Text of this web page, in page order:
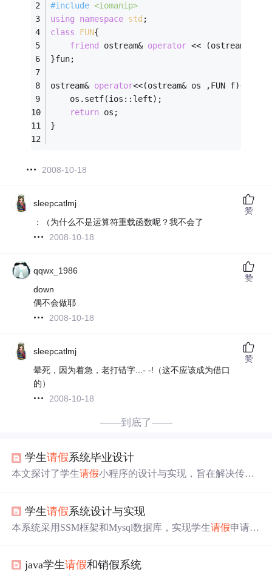
#include <iomanip>
using
namespace std ;
class
FUN{
friend
ostream& operator << (ostream &
}fun;
ostream& operator<<(ostream& os ,FUN f){
	os.setf(ios::left);
return os;
}
2008-10-18
sleepcatlmj
：（为什么不是运算符重载函数呢？我不会了
2008-10-18
赞
qqwx_1986
down
偶不会做耶
2008-10-18
赞
sleepcatlmj
晕死，因为着急，老打错字...- -!（这不应该成为借口
的）
2008-10-18
赞
——到底了——
学生请假系统毕业设计
本文探讨了学生请假小程序的设计与实现，旨在解决传统
实现了用户友好的请假申请和审批流程。
学生请假系统设计与实现
本系统采用SSM框架和Mysql数据库，实现学生请假申请、
java学生请假和销假系统